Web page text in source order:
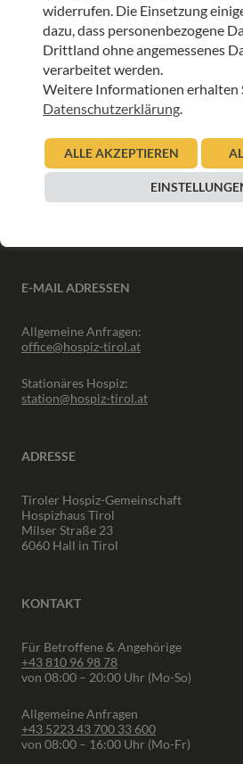
INFORMATIONEN
Downloads
Interner Bereich
Partner
E-MAIL ADRESSEN
Allgemeine Anfragen:
office@hospiz-tirol.at
Stationäres Hospiz:
station@hospiz-tirol.at
ADRESSE
Tiroler Hospiz-Gemeinschaft
Hospizhaus Tirol
Milser Straße 23
6060 Hall in Tirol
KONTAKT
Für Betroffene & Angehörige
+43 810 96 98 78
von 08:00 – 20:00 Uhr (Mo-So)
Allgemeine Anfragen
+43 5223 43 700 33 600
von 08:00 – 16:00 Uhr (Mo-Fr)
widerrufen. Die Einsetzung
dazu, dass personenbezogene
Drittland ohne angemessenes
verarbeitet werden.
Weitere Informationen erhalten
Datenschutzerklärung.
ALLE AKZEPTIEREN